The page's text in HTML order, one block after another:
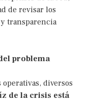
de revisar los
transparencia
problema
diversos
de la crisis está